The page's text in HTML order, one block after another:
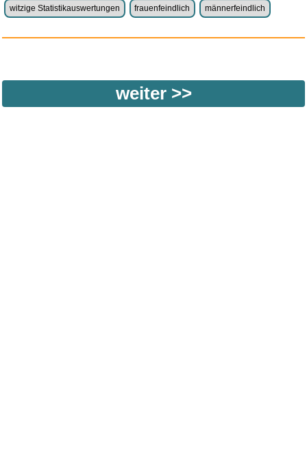
witzige Statistikauswertungen frauenfeindlich männerfeindlich
weiter >>